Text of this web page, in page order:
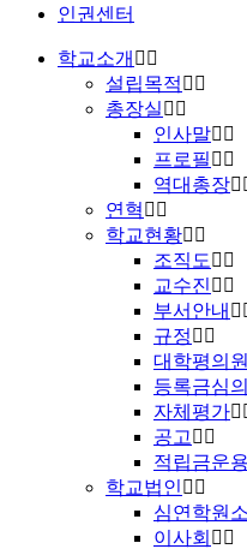
인권센터
학교소개
설립목적
총장실
인사말
프로필
역대총장
연혁
학교현황
조직도
교수진
부서안내
규정
대학평의
등록금심
자체평가
공고
적립금운
학교법인
심연학원
이사회